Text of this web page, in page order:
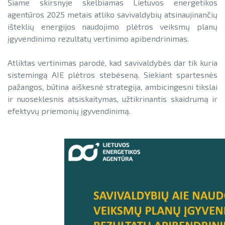
Reklaminiai paveikslėliai (baneriai)
paramai viešinti
Pažangos skatinant AEI plėtrą
ataskaitos ir kiti dokumentai
Informacija apie AEI sistemas ir
įrenginius
AIE gamybos įrenginių montuotojų
atestavimo sistema
veiksmų planai
Procedūros ir leidimai
KAUPIMO ĮRENGINIŲ KAINOS
ENERGETIKOS BENDRIJOS
VANDENILIS
PAŽANGOS SKATINANT AEI PLĖTRĄ ATASKAITOS IR KITI
DOKUMENTAI
INFORMACIJA APIE AEI SISTEMAS IR ĮRENGINIUS
SAVIVALDYBIŲ AIE NAUDOJIMO PLĖTROS VEIKSMŲ
Šiame skirsnyje skelbiamas Lietuvos energetikos
agentūros 2025 metais atliko savivaldybių atsinaujinančių
išteklių energijos naudojimo plėtros veiksmų planų
įgyvendinimo rezultatų vertinimo apibendrinimas.
Atliktas vertinimas parodė, kad savivaldybės dar tik kuria
sistemingą AIE plėtros stebėseną. Siekiant spartesnės
pažangos, būtina aiškesnė strategija, ambicingesni tikslai
ir nuoseklesnis atsiskaitymas, užtikrinantis skaidrumą ir
efektyvų priemonių įgyvendinimą.